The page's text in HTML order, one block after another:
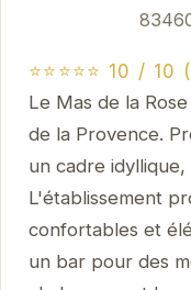
⭐⭐⭐⭐⭐ 10 /
Le Mas de la
de la Provence.
un cadre
L'établissement
confortables et
un bar pour des